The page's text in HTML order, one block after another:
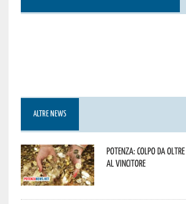
ALTRE NEWS
Potenza: colpo da
al vincitore